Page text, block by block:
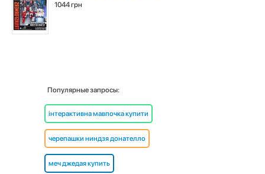
1044 грн
Популярные запросы:
інтерактивна мавпочка купити
черепашки ниндзя донателло
меч джедая купить